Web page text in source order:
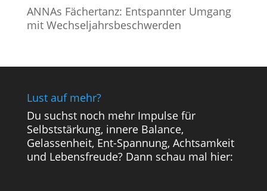
ANNAs Fächertanz: Entspannter Umgang
mit Wechseljahrsbeschwerden
Lust auf mehr?
Du suchst noch mehr Impulse für
Selbststärkung, innere Balance,
Gelassenheit, Ent-Spannung, Achtsamkeit
und Lebensfreude? Dann schau mal hier: